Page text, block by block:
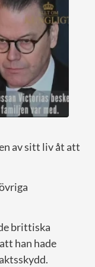
av sitt liv åt att
brittiska
han hade